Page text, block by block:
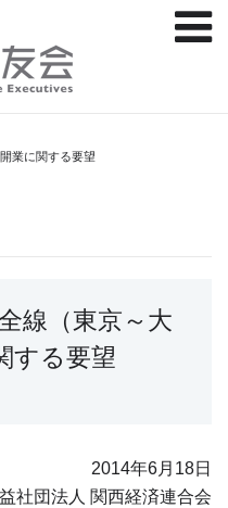
業に関する要望
線（東京～大
する要望
2014年6月18日
社団法人 関西経済連合会